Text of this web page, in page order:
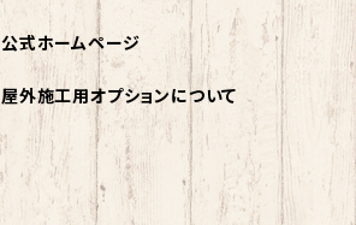
公式ホームページ
屋外施工用オプションについて